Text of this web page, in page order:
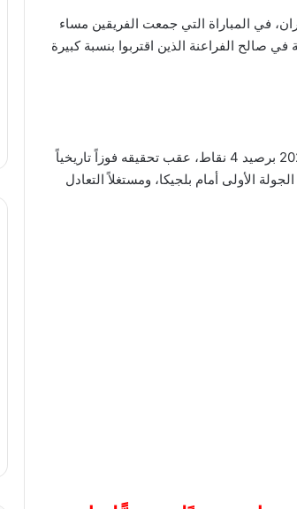
في المباراة التي جمعت الفريقين مساء
صالح الفراعنة الذين اقتربوا بنسبة كبيرة
واعتلى منتخب مصر صدارة المجموعة السابعة في بطولة كأس العالم 2026 برصيد 4 نقاط، عقب تحقيقه فوزاً تاريخياً
الأولى أمام بلجيكا، ومستغلاً التعادل